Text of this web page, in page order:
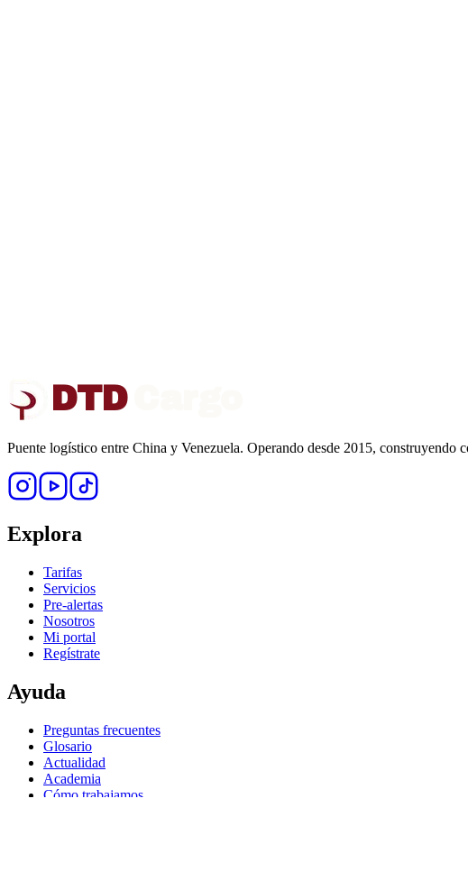
DTD
Puente logístico entre China y Venezuela. Operando desde 2015, construyendo
Explora
Tarifas
Servicios
Pre-alertas
Nosotros
Mi portal
Regístrate
Ayuda
Preguntas frecuentes
Glosario
Actualidad
Academia
Cómo trabajamos